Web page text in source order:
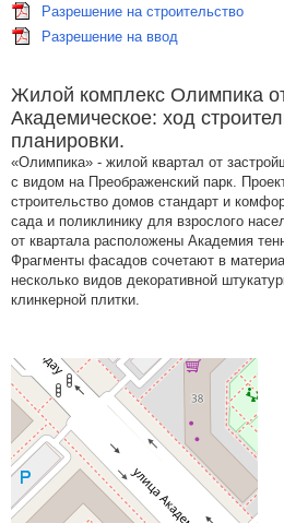
Разрешение на строительство
Разрешение на ввод
Жилой комплекс Олимпика
Академическое: ход
планировки.
«Олимпика» - жилой квартал от
с видом на Преображенский парк.
строительство домов стандарт и
сада и поликлинику для взрослого
от квартала расположены Академия
Фрагменты фасадов сочетают в
несколько видов декоративной
клинкерной плитки.
На карте